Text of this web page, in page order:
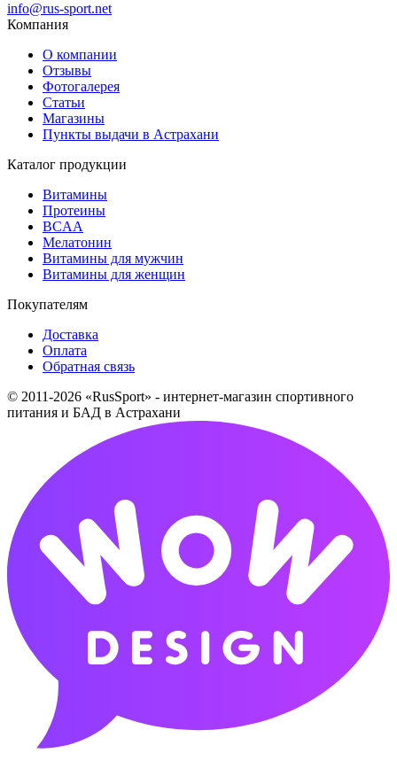
info@rus-sport.net
Компания
О компании
Отзывы
Фотогалерея
Статьи
Магазины
Пункты выдачи в Астрахани
Каталог продукции
Витамины
Протеины
BCAA
Мелатонин
Витамины для мужчин
Витамины для женщин
Покупателям
Доставка
Оплата
Обратная связь
© 2011-2026 «RusSport» - интернет-магазин спортивного
питания и БАД в Астрахани